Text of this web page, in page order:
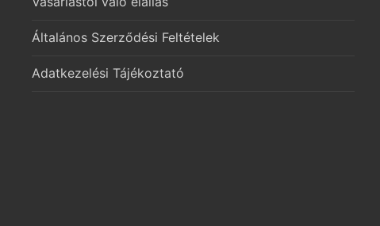
Általános Szerződési Feltételek
Adatkezelési Tájékoztató